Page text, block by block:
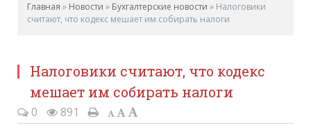
Главная » Новости » Бухгалтерские новости » Налоговики
считают, что кодекс мешает им собирать налоги
Налоговики считают, что кодекс
мешает им собирать налоги
0 891